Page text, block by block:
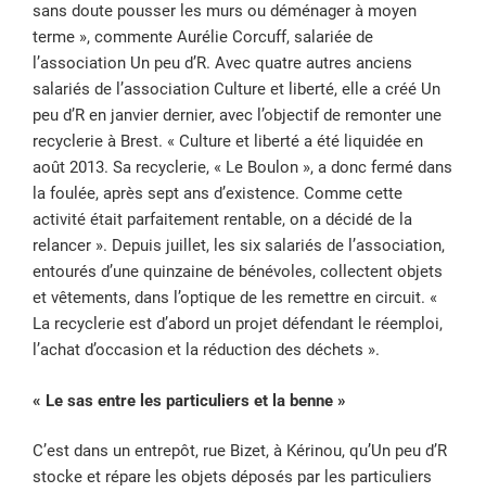
sans doute pousser les murs ou déménager à moyen
terme », commente Aurélie Corcuff, salariée de
l’association Un peu d’R. Avec quatre autres anciens
salariés de l’association Culture et liberté, elle a créé Un
peu d’R en janvier dernier, avec l’objectif de remonter une
recyclerie à Brest. « Culture et liberté a été liquidée en
août 2013. Sa recyclerie, « Le Boulon », a donc fermé dans
la foulée, après sept ans d’existence. Comme cette
activité était parfaitement rentable, on a décidé de la
relancer ». Depuis juillet, les six salariés de l’association,
entourés d’une quinzaine de bénévoles, collectent objets
et vêtements, dans l’optique de les remettre en circuit. «
La recyclerie est d’abord un projet défendant le réemploi,
l’achat d’occasion et la réduction des déchets ».
« Le sas entre les particuliers et la benne »
C’est dans un entrepôt, rue Bizet, à Kérinou, qu’Un peu d’R
stocke et répare les objets déposés par les particuliers